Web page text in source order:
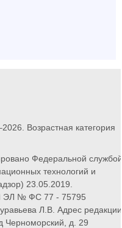
Возрастная категория
Федеральной службой
технологий и
23.05.2019.
ЭЛ № ФС 77 - 75795
Л.В. Адрес
Черноморский, д. 29